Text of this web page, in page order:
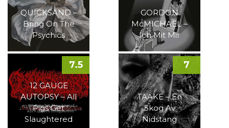
QUICKSAND –
Bring On The
Psychics
GORDON
McMICHAEL –
Ich Mit Mir
12 GAUGE
AUTOPSY – All
Pigs Get
Slaughtered
7.5
TAAKE – En
Skog Av
Nidstang
7